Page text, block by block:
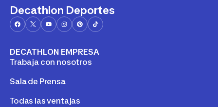
te estarás preguntando, ¿qué
tipo de pala necesito? Sigue
leyendo para descubrirlo.
Decathlon Deportes
DECATHLON EMPRESA
Trabaja con nosotros
Sala de Prensa
Todas las ventajas